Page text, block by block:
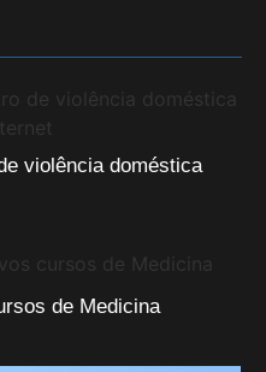
violência doméstica
de Medicina